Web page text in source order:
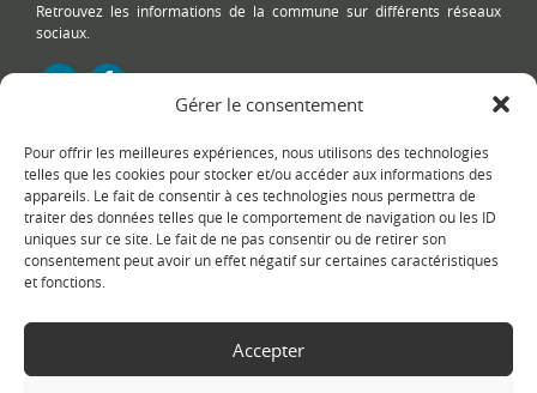
Gérer le consentement
Pour offrir les meilleures expériences, nous utilisons des technologies
telles que les cookies pour stocker et/ou accéder aux informations des
appareils. Le fait de consentir à ces technologies nous permettra de
traiter des données telles que le comportement de navigation ou les ID
uniques sur ce site. Le fait de ne pas consentir ou de retirer son
consentement peut avoir un effet négatif sur certaines caractéristiques
et fonctions.
Accepter
Retrouvez les informations de la commune sur différents réseaux
sociaux.
Le plan du site
Copyright Ⓒ Le Fontanil-Cornillon-
Politique de